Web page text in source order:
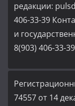
редакции:
406-33-39
и
8(903) 406-33-39
74557 от 14